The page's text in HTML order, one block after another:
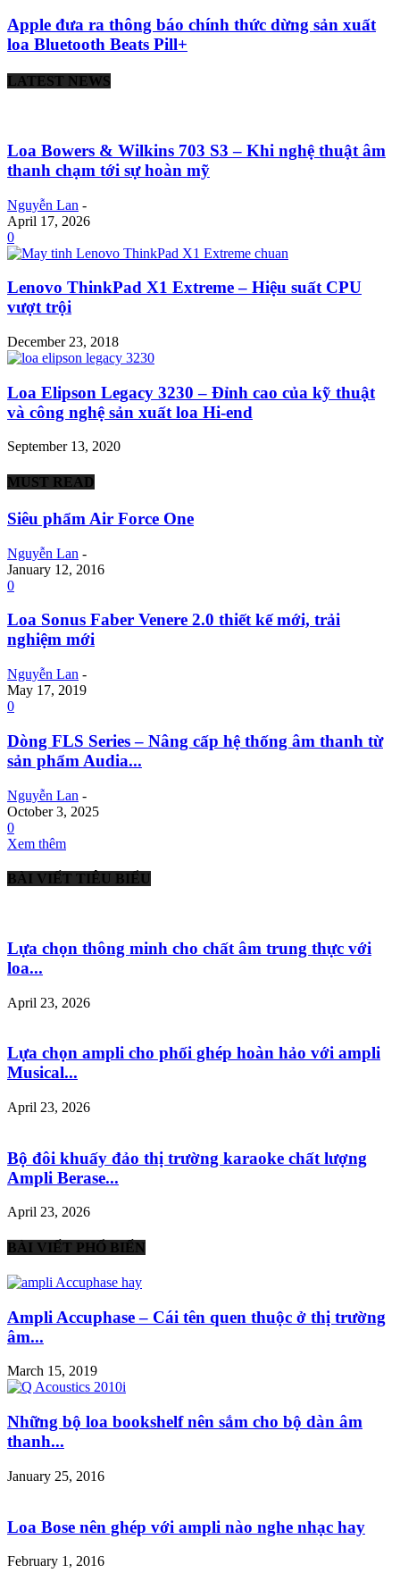
Apple đưa ra thông báo chính thức dừng sản xuất
loa Bluetooth Beats Pill+
LATEST NEWS
Loa Bowers & Wilkins 703 S3 – Khi nghệ thuật âm
thanh chạm tới sự hoàn mỹ
Nguyễn Lan -
April 17, 2026
0
Lenovo ThinkPad X1 Extreme – Hiệu suất CPU
vượt trội
December 23, 2018
Loa Elipson Legacy 3230 – Đỉnh cao của kỹ thuật
và công nghệ sản xuất loa Hi-end
September 13, 2020
MUST READ
Siêu phẩm Air Force One
Nguyễn Lan -
January 12, 2016
0
Loa Sonus Faber Venere 2.0 thiết kế mới, trải
nghiệm mới
Nguyễn Lan -
May 17, 2019
0
Dòng FLS Series – Nâng cấp hệ thống âm thanh từ
sản phẩm Audia...
Nguyễn Lan -
October 3, 2025
0
Xem thêm
BÀI VIẾT TIÊU BIỂU
Lựa chọn thông minh cho chất âm trung thực với
loa...
April 23, 2026
Lựa chọn ampli cho phối ghép hoàn hảo với ampli
Musical...
April 23, 2026
Bộ đôi khuấy đảo thị trường karaoke chất lượng
Ampli Berase...
April 23, 2026
BÀI VIẾT PHỔ BIẾN
Ampli Accuphase – Cái tên quen thuộc ở thị trường
âm...
March 15, 2019
Những bộ loa bookshelf nên sắm cho bộ dàn âm
thanh...
January 25, 2016
Loa Bose nên ghép với ampli nào nghe nhạc hay
February 1, 2016